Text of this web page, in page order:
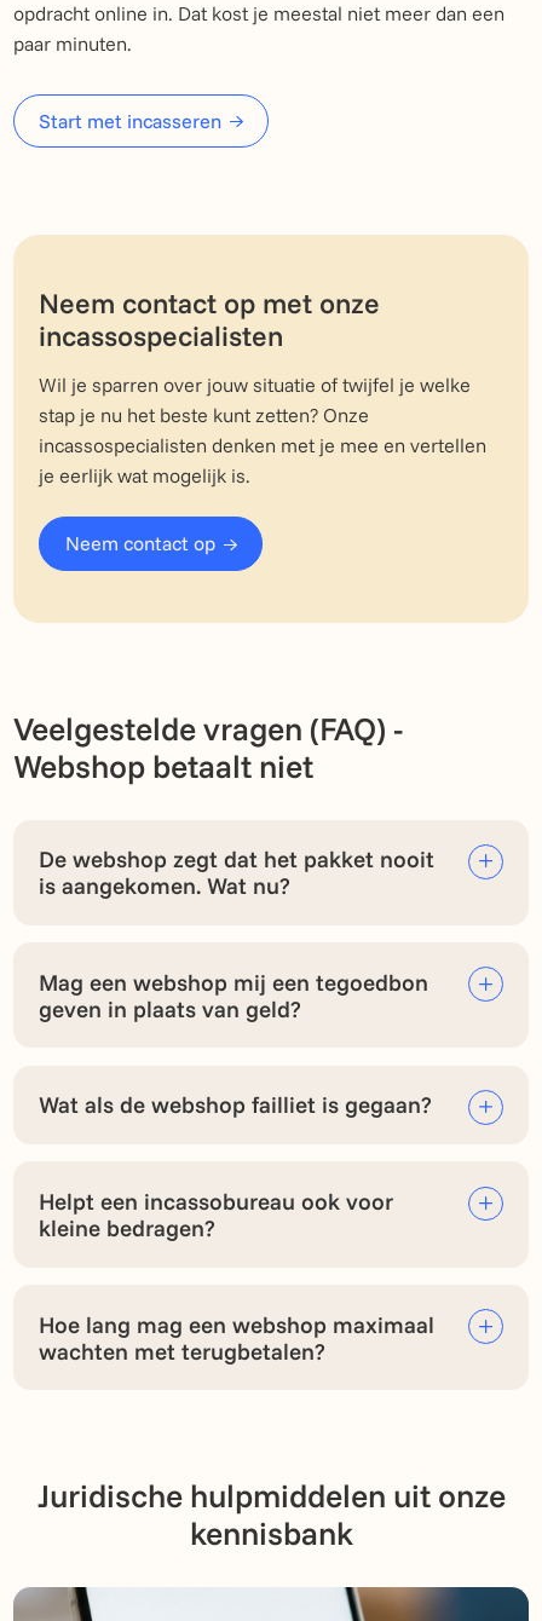
opdracht online in. Dat kost je meestal niet meer dan een
paar minuten.
Start met incasseren
Neem contact op met onze
incassospecialisten
Wil je sparren over jouw situatie of twijfel je welke
stap je nu het beste kunt zetten? Onze
incassospecialisten denken met je mee en vertellen
je eerlijk wat mogelijk is.
Neem contact op
Veelgestelde vragen (FAQ) -
Webshop betaalt niet
De webshop zegt dat het pakket nooit
is aangekomen. Wat nu?
Mag een webshop mij een tegoedbon
geven in plaats van geld?
Wat als de webshop failliet is gegaan?
Helpt een incassobureau ook voor
kleine bedragen?
Hoe lang mag een webshop maximaal
wachten met terugbetalen?
Juridische hulpmiddelen uit onze
kennisbank